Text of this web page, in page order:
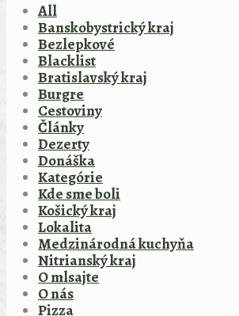
All
Banskobystrický kraj
Bezlepkové
Blacklist
Bratislavský kraj
Burgre
Cestoviny
Články
Dezerty
Donáška
Kategórie
Kde sme boli
Košický kraj
Lokalita
Medzinárodná kuchyňa
Nitrianský kraj
O mlsajte
O nás
Pizza